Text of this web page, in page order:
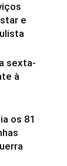
e
sexta-
à
os 81